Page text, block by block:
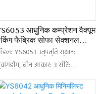
आधुनिक कम्प्रेशन वैक्यूम
फैब्रिक सोफा सेक्शनल
सोफा सेट लिविंग रूम
फर्नीचर फैब्रिक मॉड्यूलर सोफा
काउच
YS6053 उत्पत्ति स्थान:
चीन आकार: 3 सीटें:
सेमी (सेमी) 3 सीटें +
270x194x63 सेमी (सेमी) 2